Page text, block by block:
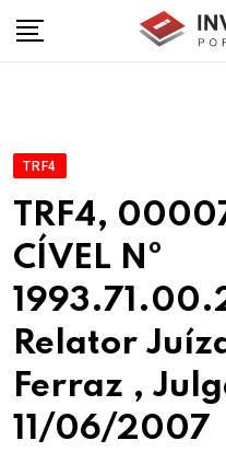
TRF4
TRF4,
CÍVEL Nº
Relator
Ferraz ,
11/06/2007